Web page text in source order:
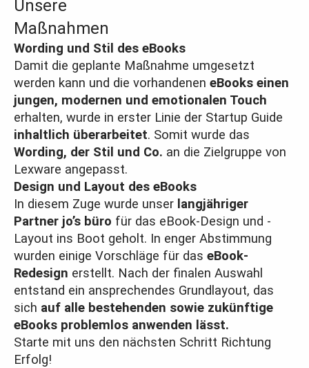
Unsere
Maßnahmen
Wording und Stil des eBooks
Damit die geplante Maßnahme umgesetzt
werden kann und die vorhandenen eBooks einen
jungen, modernen und emotionalen Touch
erhalten, wurde in erster Linie der Startup Guide
inhaltlich überarbeitet. Somit wurde das
Wording, der Stil und Co. an die Zielgruppe von
Lexware angepasst.
Design und Layout des eBooks
In diesem Zuge wurde unser langjähriger
Partner jo’s büro für das eBook-Design und -
Layout ins Boot geholt. In enger Abstimmung
wurden einige Vorschläge für das eBook-
Redesign erstellt. Nach der finalen Auswahl
entstand ein ansprechendes Grundlayout, das
sich auf alle bestehenden sowie zukünftige
eBooks problemlos anwenden lässt.
Starte mit uns den nächsten Schritt Richtung
Erfolg!